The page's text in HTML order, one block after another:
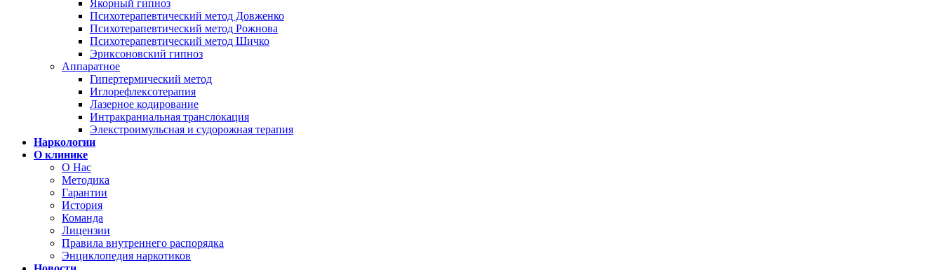
Якорный гипноз
Психотерапевтический метод Довженко
Психотерапевтический метод Рожнова
Психотерапевтический метод Шичко
Эриксоновский гипноз
Аппаратное
Гипертермический метод
Иглорефлексотерапия
Лазерное кодирование
Интракраниальная транслокация
Элекстроимульсная и судорожная терапия
Наркологии
О клинике
О Нас
Методика
Гарантии
История
Команда
Лицензии
Правила внутреннего распорядка
Энциклопедия наркотиков